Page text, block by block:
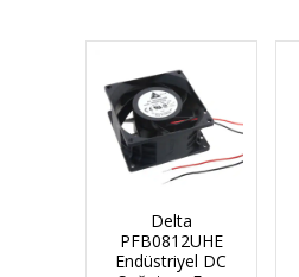
Delta
PFB0812UHE
Endüstriyel DC